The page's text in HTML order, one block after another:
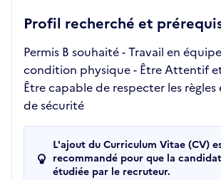
Profil recherché et
Permis B souhaité - Travail en
condition physique - Être Attentif
Être capable de respecter les règles
de sécurité
L'ajout du Curriculum Vitae (CV)
recommandé pour que la
étudiée par le recruteur.